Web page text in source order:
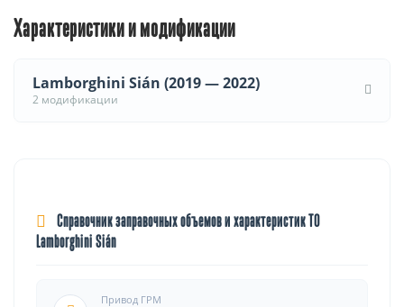
Характеристики и модификации
Lamborghini Sián (2019 — 2022)
2 модификации
Справочник заправочных объемов и характеристик ТО
Lamborghini Sián
Привод ГРМ